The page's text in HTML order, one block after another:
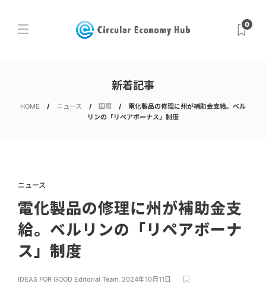
0
新着記事
HOME ニュース 国際
電化製品の修理に州が補助金支給。ベル
リンの「リペアボーナス」制度
ニュース
電化製品の修理に州が補助金支
給。ベルリンの「リペアボーナ
ス」制度
IDEAS FOR GOOD Editorial Team, 2024年10月11日